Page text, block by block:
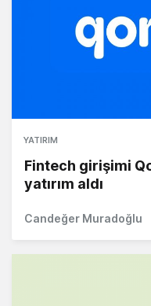
YATIRIM
Fintech girişimi
yatırım aldı
Candeğer Muradoğlu